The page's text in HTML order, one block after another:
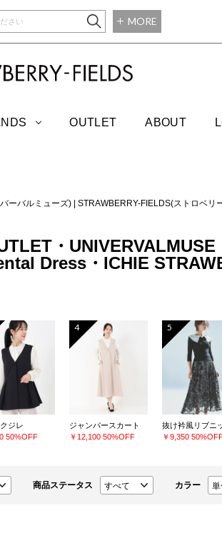
MORE
OUTLET ABOUT
ーバルミューズ) STRAWBERRY-FIELDS(ストロベリ
・UNIVERVALMUSE
Dress・ICHIE
ジレ
50%OFF
4
ジャンパースカート
￥12,100 50%OFF
5
抜け衿風リブニ
￥9,350
商品ステータス カラー